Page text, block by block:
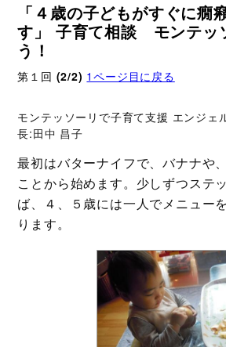
「４歳の子どもがすぐに癇
す」 子育て相談 モンテッ
う！
第１回 (2/2) 1ページ目に戻る
モンテッソーリで子育て支援 エンジェ
長:田中 昌子
最初はバターナイフで、バナナや
ことから始めます。少しずつステ
ば、４、５歳には一人でメニュー
ります。